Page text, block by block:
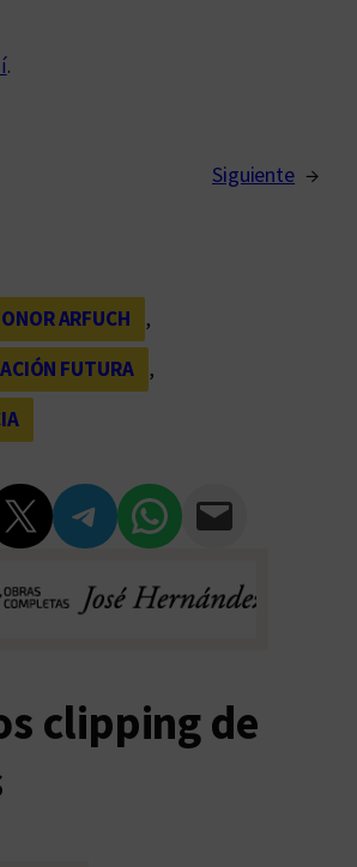
.
Siguiente →
ARFUCH
,
FUTURA
,
Compartir en Twitter Compartir en Telegram Compartir en WhatsApp Compartir vía Email
clipping de